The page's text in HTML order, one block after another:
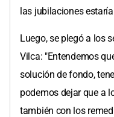
las jubilaciones
Luego, se plegó a los
Vilca: "Entendemos
solución de fondo,
podemos dejar que a
también con los